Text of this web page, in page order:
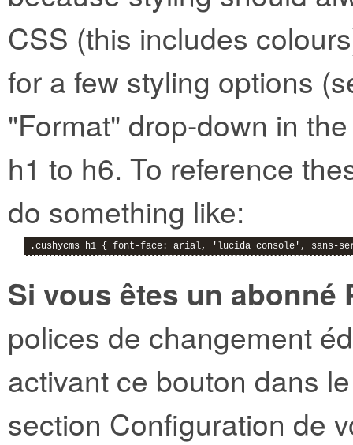
CSS (this includes
for a few styling options
"Format" drop-down in
h1 to h6. To reference
do something like:
.cushycms h1 { font-face: arial, 'lucida console', sans-
Si vous êtes un abonné
polices de changement
activant ce bouton dans
section Configuration de